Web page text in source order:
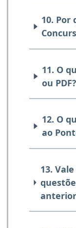
10. Por
11. O
ou PDF?
12. O
ao
13.